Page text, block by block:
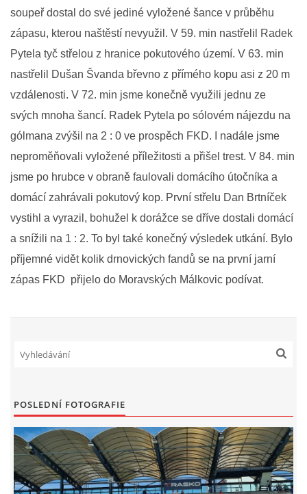
FKD, z.s.
Drnovice 704
68304 Drnovice
ičo 27005305
č.ú. 3227086359 / 0800
sekretarfkd@centrum.cz
© 2026 eStránky.cz |RSS
soupeř dostal do své jediné vyložené šance v průběhu
zápasu, kterou naštěstí nevyužil. V 59. min nastřelil Radek
Pytela tyč střelou z hranice pokutového území. V 63. min
nastřelil Dušan Švanda břevno z přímého kopu asi z 20 m
vzdálenosti. V 72. min jsme konečně využili jednu ze
svých mnoha šancí. Radek Pytela po sólovém nájezdu na
gólmana zvýšil na 2 : 0 ve prospěch FKD. I nadále jsme
neproměňovali vyložené příležitosti a přišel trest. V 84. min
jsme po hrubce v obraně faulovali domácího útočníka a
domácí zahrávali pokutový kop. První střelu Dan Brtníček
vystihl a vyrazil, bohužel k dorážce se dříve dostali domácí
a snížili na 1 : 2. To byl také konečný výsledek utkání. Bylo
příjemné vidět kolik drnovických fandů se na první jarní
zápas FKD přijelo do Moravských Málkovic podívat.
POSLEDNÍ FOTOGRAFIE